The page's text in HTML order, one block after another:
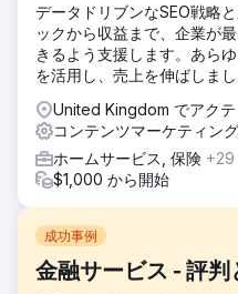
データドリブンなSEO戦略
ックから収益まで、企業が
きるよう支援します。あら
を活用し、売上を伸ばしまし
United Kingdom でアク
コンテンツマーケティン
ホームサービス, 保険 +29
$1,000 から開始
成功事例
金融サービス - 評